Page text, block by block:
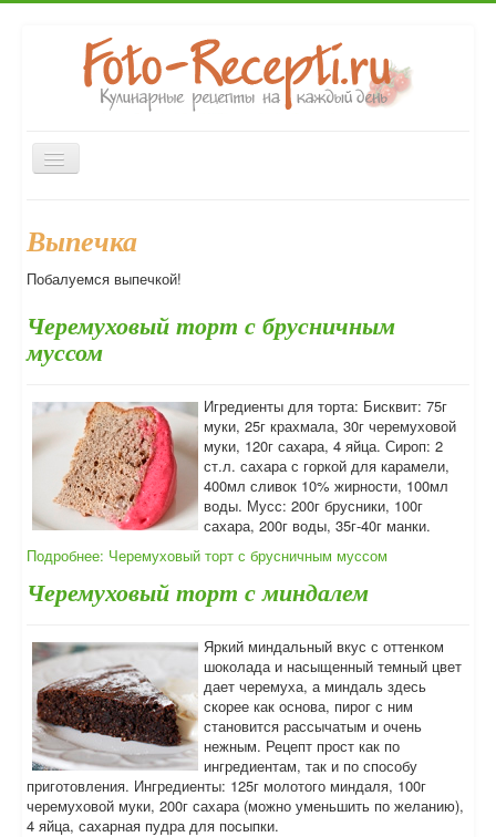
Включить/
выключить
Десерты
Выпечка
Форум
Выпечка
Побалуемся выпечкой!
Черемуховый торт с брусничным
муссом
Игредиенты для торта: Бисквит: 75г
муки, 25г крахмала, 30г черемуховой
муки, 120г сахара, 4 яйца. Сироп: 2
ст.л. сахара с горкой для карамели,
400мл сливок 10% жирности, 100мл
воды. Мусс: 200г брусники, 100г
сахара, 200г воды, 35г-40г манки.
Подробнее: Черемуховый торт с брусничным муссом
Черемуховый торт с миндалем
Яркий миндальный вкус с оттенком
шоколада и насыщенный темный цвет
дает черемуха, а миндаль здесь
скорее как основа, пирог с ним
становится рассычатым и очень
нежным. Рецепт прост как по
ингредиентам, так и по способу
приготовления. Ингредиенты: 125г молотого миндаля, 100г
черемуховой муки, 200г сахара (можно уменьшить по желанию),
4 яйца, сахарная пудра для посыпки.